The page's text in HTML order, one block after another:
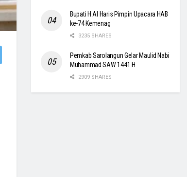
Bupati H Al Haris Pimpin Upacara HAB
ke-74 Kemenag
3235 SHARES
Pemkab Sarolangun Gelar Maulid Nabi
Muhammad SAW 1441 H
2909 SHARES